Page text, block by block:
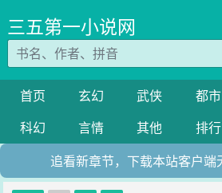
三五第一小说网
首页 玄幻 武侠 都市
科幻
言情 其他 排行
追看新章节，下载本站客户端